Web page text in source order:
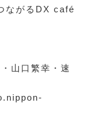
ながるDX café
山⼝繁幸・速